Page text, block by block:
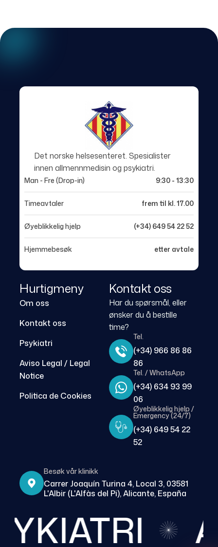
Det norske helsesenteret. Spesialister
innen allmennmedisin og psykiatri.
Man - Fre (Drop-in) 9:30 - 13:30
Timeavtaler frem til kl. 17.00
Øyeblikkelig hjelp (+34) 649 54 22 52
Hjemmebesøk etter avtale
Hurtigmeny
Om oss
Kontakt oss
Psykiatri
Aviso Legal / Legal
Notice
Politica de Cookies
Kontakt oss
Har du spørsmål, eller
ønsker du å bestille
time?
Tel.
(+34) 966 86 86
86
Tel. / WhatsApp
(+34) 634 93 99
06
Øyeblikkelig hjelp /
Emergency (24/7)
(+34) 649 54 22
52
Besøk vår klinikk
Carrer Joaquín Turina 4, Local 3, 03581
L'Albir (L'Alfàs del Pi), Alicante, España